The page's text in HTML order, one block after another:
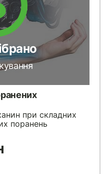
при складних
поранень